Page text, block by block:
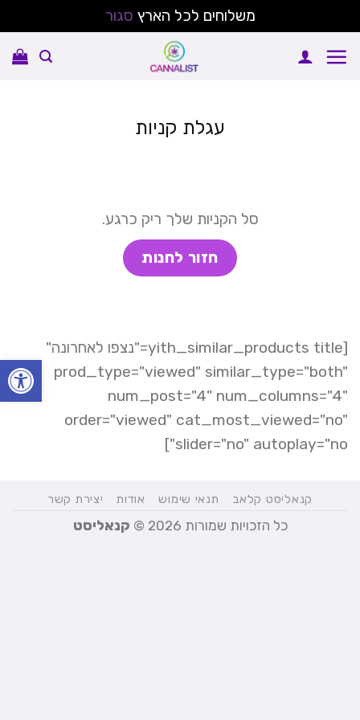
פתח
משלוחים לכל הארץ סגור
to
עגלת קניות
סל הקניות שלך ריק כרגע.
חזור לחנות
[yith_similar_products title="נצפו לאחרונה"
prod_type="viewed" similar_type="both"
num_post="4" num_columns="4"
order="viewed" cat_most_viewed="no"
slider="no" autoplay="no"]
קנאליסט קלאב תנאי שימוש אודות יצירת קשר
כל הזכויות שמורות 2026 © קנאליסט